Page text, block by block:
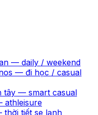
— daily / weekend
— đi học / casual
tây — smart casual
athleisure
thời tiết se lạnh